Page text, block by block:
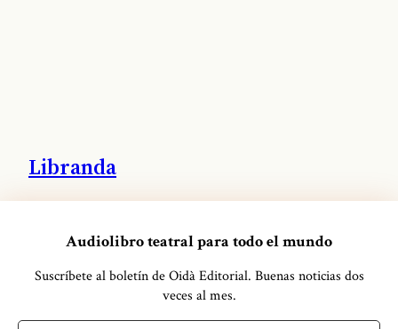
Audiolibro teatral para todo el mundo
Suscríbete al boletín de Oidà Editorial. Buenas noticias dos
veces al mes.
Libranda
GATE24 Audio